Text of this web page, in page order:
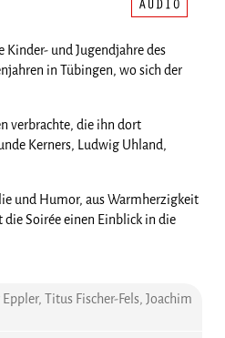
Kinder- und Jugendjahre des
in Tübingen, wo sich der
verbrachte, die ihn dort
Kerners, Ludwig Uhland,
und Humor, aus Warmherzigkeit
Soirée einen Einblick in die
Titus Fischer-Fels, Joachim